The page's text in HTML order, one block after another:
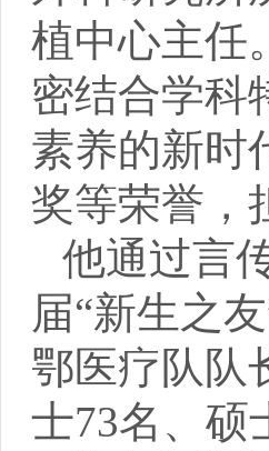
植中心主任
密结合学科
素养的新时
奖等荣誉，
他通过言
届“新生之
鄂医疗队队
士73名、硕